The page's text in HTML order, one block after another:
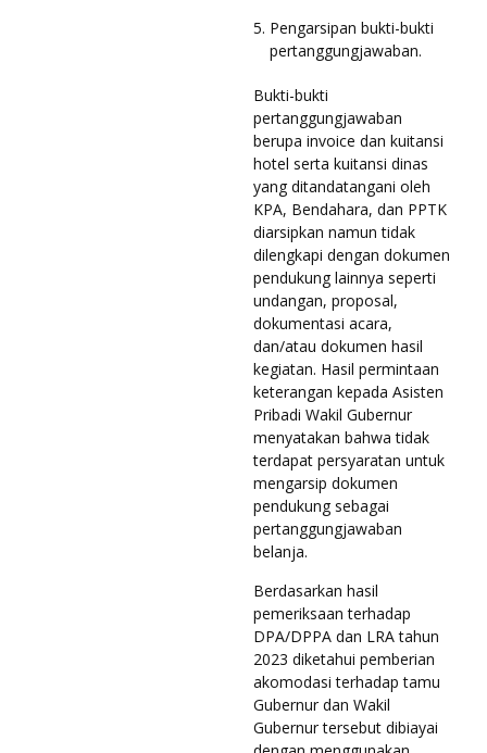
Pengarsipan bukti-bukti
pertanggungjawaban.
Bukti-bukti
pertanggungjawaban
berupa invoice dan kuitansi
hotel serta kuitansi dinas
yang ditandatangani oleh
KPA, Bendahara, dan PPTK
diarsipkan namun tidak
dilengkapi dengan dokumen
pendukung lainnya seperti
undangan, proposal,
dokumentasi acara,
dan/atau dokumen hasil
kegiatan. Hasil permintaan
keterangan kepada Asisten
Pribadi Wakil Gubernur
menyatakan bahwa tidak
terdapat persyaratan untuk
mengarsip dokumen
pendukung sebagai
pertanggungjawaban
belanja.
Berdasarkan hasil
pemeriksaan terhadap
DPA/DPPA dan LRA tahun
2023 diketahui pemberian
akomodasi terhadap tamu
Gubernur dan Wakil
Gubernur tersebut dibiayai